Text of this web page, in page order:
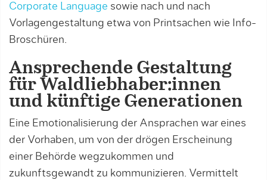
Corporate Language sowie nach und nach
Vorlagengestaltung etwa von Printsachen wie Info-
Broschüren.
Ansprechende Gestaltung
für Waldliebhaber:innen
und künftige Generationen
Eine Emotionalisierung der Ansprachen war eines
der Vorhaben, um von der drögen Erscheinung
einer Behörde wegzukommen und
zukunftsgewandt zu kommunizieren. Vermittelt